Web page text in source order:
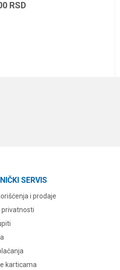
RSD
SERVIS
i prodaje
privatnosti
karticama